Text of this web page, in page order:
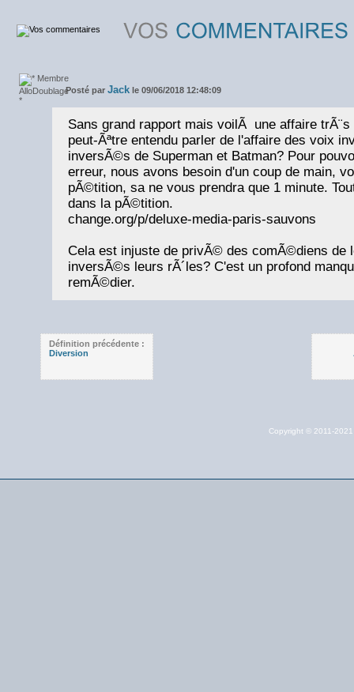
Posté par Jack le 09/06/2018 12:48:09
Sans grand rapport mais voilÃ une affaire
peut-Ãªtre entendu parler de l'affaire des voix
inversÃ©s de Superman et Batman? Pour
erreur, nous avons besoin d'un coup de main,
pÃ©tition, sa ne vous prendra que 1 minute.
dans la pÃ©tition.
change.org/p/deluxe-media-paris-sauvons
Cela est injuste de privÃ© des comÃ©diens de
inversÃ©s leurs rÃ´les? C'est un profond
remÃ©dier.
Définition précédente :
Diversion
Copyright © 2011-